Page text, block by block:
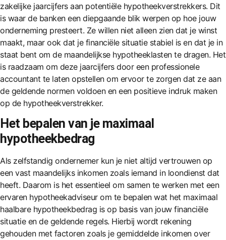
zakelijke jaarcijfers aan potentiële hypotheekverstrekkers. Dit
is waar de banken een diepgaande blik werpen op hoe jouw
onderneming presteert. Ze willen niet alleen zien dat je winst
maakt, maar ook dat je financiële situatie stabiel is en dat je in
staat bent om de maandelijkse hypotheeklasten te dragen. Het
is raadzaam om deze jaarcijfers door een professionele
accountant te laten opstellen om ervoor te zorgen dat ze aan
de geldende normen voldoen en een positieve indruk maken
op de hypotheekverstrekker.
Het bepalen van je maximaal
hypotheekbedrag
Als zelfstandig ondernemer kun je niet altijd vertrouwen op
een vast maandelijks inkomen zoals iemand in loondienst dat
heeft. Daarom is het essentieel om samen te werken met een
ervaren hypotheekadviseur om te bepalen wat het maximaal
haalbare hypotheekbedrag is op basis van jouw financiële
situatie en de geldende regels. Hierbij wordt rekening
gehouden met factoren zoals je gemiddelde inkomen over